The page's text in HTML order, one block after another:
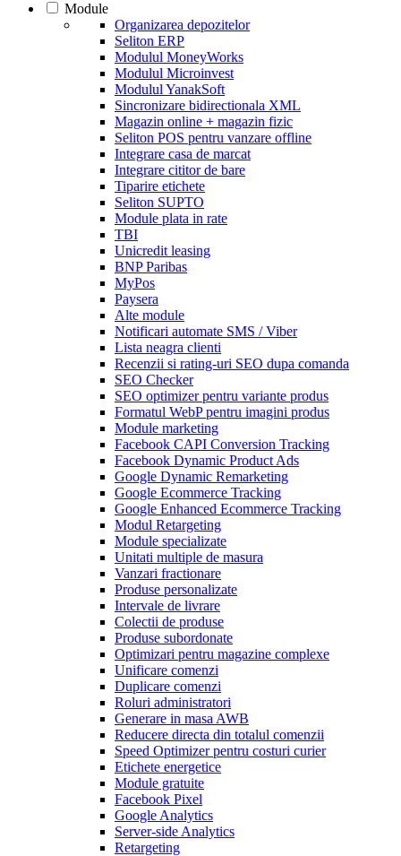
Module
Organizarea depozitelor
Seliton ERP
Modulul MoneyWorks
Modulul Microinvest
Modulul YanakSoft
Sincronizare bidirectionala XML
Magazin online + magazin fizic
Seliton POS pentru vanzare offline
Integrare casa de marcat
Integrare cititor de bare
Tiparire etichete
Seliton SUPTO
Module plata in rate
TBI
Unicredit leasing
BNP Paribas
MyPos
Paysera
Alte module
Notificari automate SMS / Viber
Lista neagra clienti
Recenzii si rating-uri SEO dupa comanda
SEO Checker
SEO optimizer pentru variante produs
Formatul WebP pentru imagini produs
Module marketing
Facebook CAPI Conversion Tracking
Facebook Dynamic Product Ads
Google Dynamic Remarketing
Google Ecommerce Tracking
Google Enhanced Ecommerce Tracking
Modul Retargeting
Module specializate
Unitati multiple de masura
Vanzari fractionare
Produse personalizate
Intervale de livrare
Colectii de produse
Produse subordonate
Optimizari pentru magazine complexe
Unificare comenzi
Duplicare comenzi
Roluri administratori
Generare in masa AWB
Reducere directa din totalul comenzii
Speed Optimizer pentru costuri curier
Etichete energetice
Module gratuite
Facebook Pixel
Google Analytics
Server-side Analytics
Retargeting